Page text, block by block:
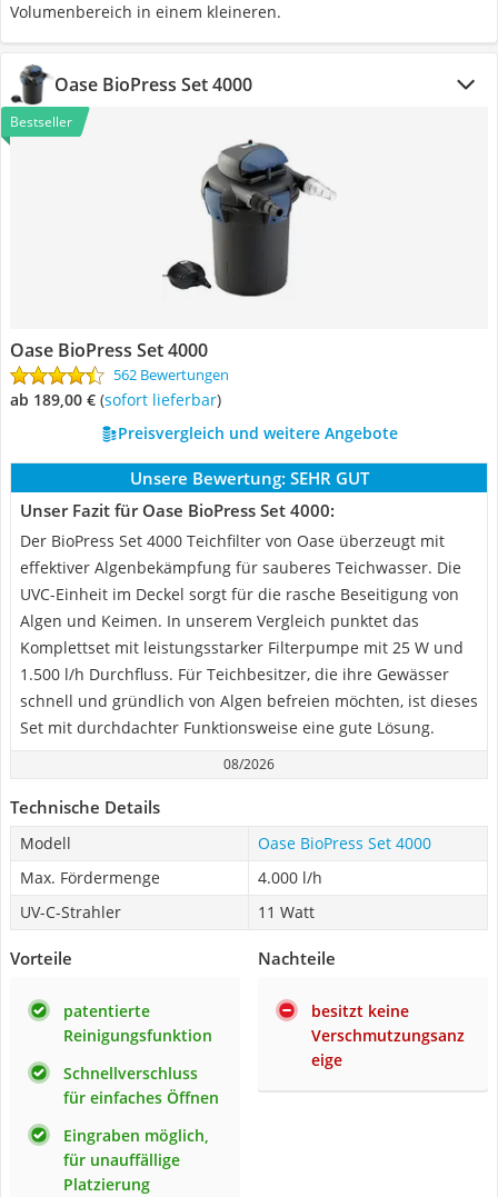
Volumenbereich in einem kleineren.
Oase BioPress Set 4000
Bestseller
Oase BioPress Set 4000
562 Bewertungen
ab 189,00 € ( Sofort lieferbar)
Preisvergleich und weitere Angebote
Unsere Bewertung: SEHR GUT
Unser Fazit für Oase BioPress Set 4000:
Der BioPress Set 4000 Teichfilter von Oase überzeugt mit
effektiver Algenbekämpfung für sauberes Teichwasser. Die
UVC-Einheit im Deckel sorgt für die rasche Beseitigung von
Algen und Keimen. In unserem Vergleich punktet das
Komplettset mit leistungsstarker Filterpumpe mit 25 W und
1.500 l/h Durchfluss. Für Teichbesitzer, die ihre Gewässer
schnell und gründlich von Algen befreien möchten, ist dieses
Set mit durchdachter Funktionsweise eine gute Lösung.
08/2026
Technische Details
Modell
Oase BioPress Set 4000
Max. Fördermenge
4.000 l/h
UV-C-Strahler
11 Watt
Vorteile
patentierte
Reinigungsfunktion
Schnellverschluss
für einfaches Öffnen
Eingraben möglich,
für unauffällige
Platzierung
Nachteile
besitzt keine
Verschmutzungsanz
eige